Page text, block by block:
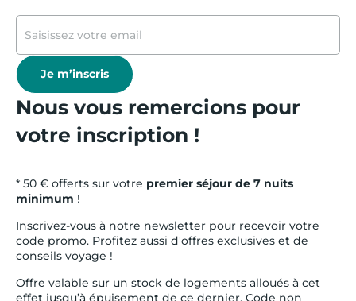
Je m’inscris
Nous vous remercions pour
votre inscription !
* 50 € offerts sur votre premier séjour de 7 nuits
minimum !
Inscrivez-vous à notre newsletter pour recevoir votre
code promo. Profitez aussi d'offres exclusives et de
conseils voyage !
Offre valable sur un stock de logements alloués à cet
effet jusqu’à épuisement de ce dernier. Code non